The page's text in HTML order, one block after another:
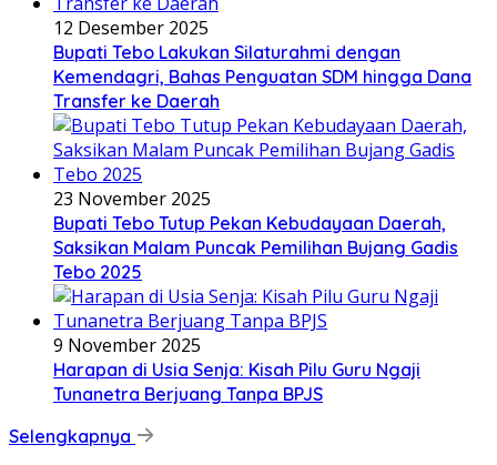
12 Desember 2025
Bupati Tebo Lakukan Silaturahmi dengan
Kemendagri, Bahas Penguatan SDM hingga Dana
Transfer ke Daerah
23 November 2025
Bupati Tebo Tutup Pekan Kebudayaan Daerah,
Saksikan Malam Puncak Pemilihan Bujang Gadis
Tebo 2025
9 November 2025
Harapan di Usia Senja: Kisah Pilu Guru Ngaji
Tunanetra Berjuang Tanpa BPJS
Selengkapnya